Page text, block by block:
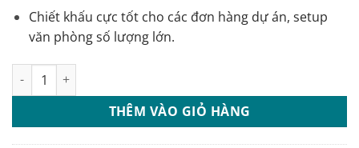
Chiết khấu cực tốt cho các đơn hàng dự án, setup
văn phòng số lượng lớn.
Ghế công thái học cho nhân viên: CTHA219 số lượng
THÊM VÀO GIỎ HÀNG